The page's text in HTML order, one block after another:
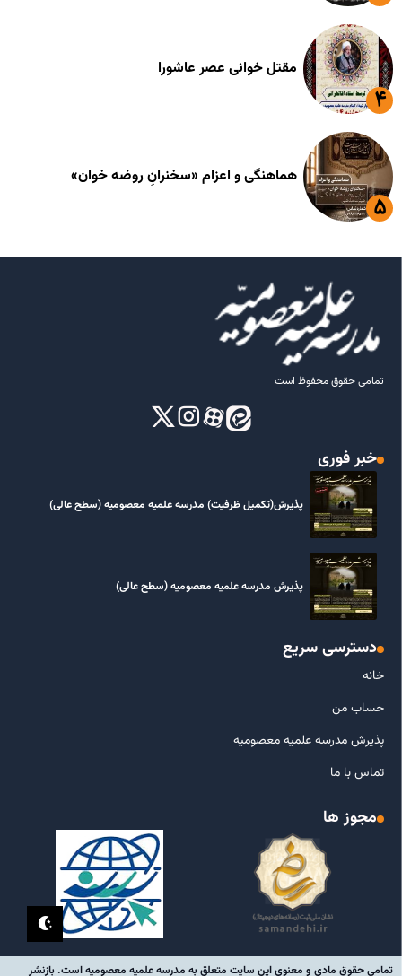
مقتل خوانی عصر عاشورا
هماهنگی و اعزام «سخنرانِ روضه خوان»
تمامی حقوق محفوظ است
خبر فوری
پذیرش(تکمیل ظرفیت) مدرسه علمیه معصومیه‌ (سطح عالی)
پذیرش مدرسه علمیه معصومیه‌ (سطح عالی)
دسترسی سریع
خانه
حساب من
پذیرش مدرسه علمیه معصومیه
تماس با ما
مجوز ها
تمامی حقوق مادی و معنوی این سایت متعلق به مدرسه علمیه معصومیه است. بازنشر